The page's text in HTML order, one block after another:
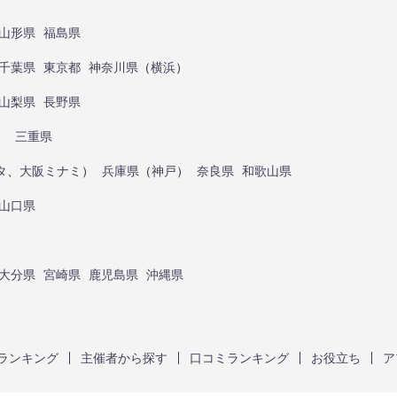
形県 福島県
葉県 東京都 神奈川県 （横浜）
梨県 長野県
三重県
大阪ミナミ ） 兵庫県 （神戸） 奈良県 和歌山県
口県
分県 宮崎県 鹿児島県 沖縄県
ンキング 主催者から探す 口コミランキング お役立ち